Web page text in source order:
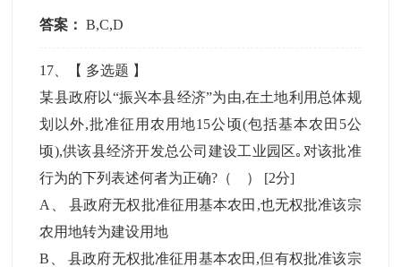
答案： B,C,D
17 、【 多选题 】
某县政府以“振兴本县经济”为由,在土地利用总体规
划以外,批准征用农用地15公顷(包括基本农田5公
顷),供该县经济开发总公司建设工业园区｡对该批准
行为的下列表述何者为正确?（ ） [2分]
A
县政府无权批准征用基本农田,也无权批准该宗
农用地转为建设用地
B
县政府无权批准征用基本农田,但有权批准该宗